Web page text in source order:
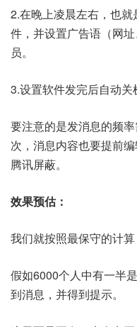
2.在晚上凌晨左右，也
件，并设置广告语（网
员。
3.设置软件发完后自动关
要注意的是发消息的频
次，消息内容也要提前
腾讯屏蔽。
效果预估：
我们就按照最保守的计
假如6000个人中有一半
到消息，并得到提示。